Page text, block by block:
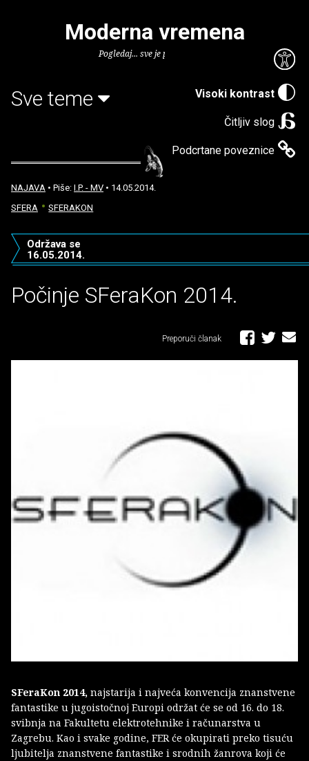
Visoki kontrast
Čitljiv slog
Podcrtane poveznice
Moderna vremena
Pogledaj... sve je puno knjiga.
Sve teme
NAJAVA • Piše: I.P. - MV • 14.05.2014.
SFERA
SFERAKON
Počinje SFeraKon 2014.
Održava se
16.05.2014.
Preporuči članak
SFeraKon 2014, najstarija i najveća konvencija znanstvene
fantastike u jugoistočnoj Europi održat će se od 16. do 18.
svibnja na Fakultetu elektrotehnike i računarstva u
Zagrebu. Kao i svake godine, FER će okupirati preko tisuću
ljubitelja znanstvene fantastike i srodnih žanrova koji će